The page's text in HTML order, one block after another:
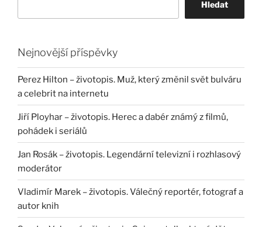
Hledat
Nejnovější příspěvky
Perez Hilton – životopis. Muž, který změnil svět bulváru
a celebrit na internetu
Jiří Ployhar – životopis. Herec a dabér známý z filmů,
pohádek i seriálů
Jan Rosák – životopis. Legendární televizní i rozhlasový
moderátor
Vladimír Marek – životopis. Válečný reportér, fotograf a
autor knih